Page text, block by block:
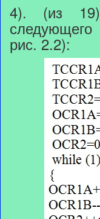
4). (из
рис. 2.2):